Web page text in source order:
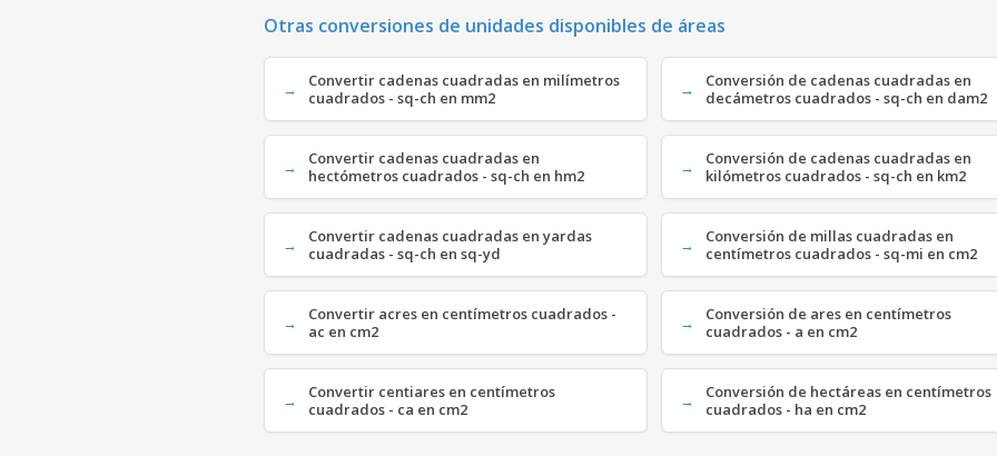
Otras conversiones de unidades disponibles de áreas
Convertir cadenas cuadradas en milímetros
cuadrados - sq-ch en mm2
Conversión de cadenas cuadradas en
decámetros cuadrados - sq-ch en dam2
Convertir cadenas cuadradas en
hectómetros cuadrados - sq-ch en hm2
Conversión de cadenas cuadradas en
kilómetros cuadrados - sq-ch en km2
Convertir cadenas cuadradas en yardas
cuadradas - sq-ch en sq-yd
Conversión de millas cuadradas en
centímetros cuadrados - sq-mi en cm2
Convertir acres en centímetros cuadrados -
ac en cm2
Conversión de ares en centímetros
cuadrados - a en cm2
Convertir centiares en centímetros
cuadrados - ca en cm2
Conversión de hectáreas en centímetros
cuadrados - ha en cm2